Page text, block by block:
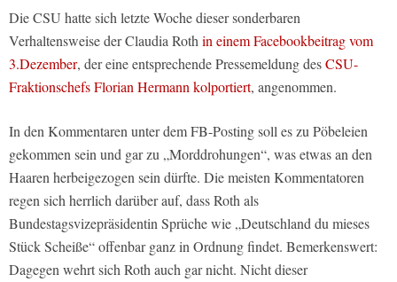
Die CSU hatte sich letzte Woche dieser sonderbaren
Verhaltensweise der Claudia Roth in einem Facebookbeitrag vom
3.Dezember, der eine entsprechende Pressemeldung desCSU-
Fraktionschefs Florian Hermann kolportiert, angenommen.
In den Kommentaren unter dem FB-Posting soll es zu Pöbeleien
gekommen sein und gar zu „Morddrohungen“, was etwas an den
Haaren herbeigezogen sein dürfte. Die meisten Kommentatoren
regen sich herrlich darüber auf, dass Roth als
Bundestagsvizepräsidentin Sprüche wie „Deutschland du mieses
Stück Scheiße“ offenbar ganz in Ordnung findet. Bemerkenswert:
Dagegen wehrt sich Roth auch gar nicht. Nicht dieser